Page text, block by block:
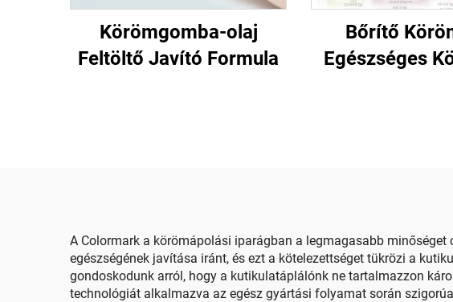
Körömgomba-olaj
Feltöltő Javító Formula
Bőrítő
Egészséges
A Colormark a körömápolási iparágban a legmagasabb
egészségének javítása iránt, és ezt a kötelezettséget tükrözi a
gondoskodunk arról, hogy a kutikulatáplálónk ne tartalmazzon
technológiát alkalmazva az egész gyártási folyamat során